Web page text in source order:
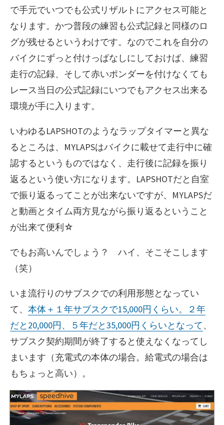
で手元でいつでも公式リザルトにアクセス可能と
なります。かつ普段の練習も公式記録と同様のロ
グが残せるというわけです。なのでこれを自分の
バイクにずっと付けっぱなしにしておけば、練習
走行の記録、そして赤いポンダーを付けなくても
レース当日の公式記録にいつでもアクセス出来る
環境が手に入ります。
いわゆるLAPSHOTのようなラップタイマーと異な
るところは、MYLAPSはバイクに載せて走行中に確
認するというものではなく、走行後に記録を振り
返るという使い方になります。LAPSHOTだと自室
で振り返るってことが出来ないですが、MYLAPSだ
と動画とタイム両方見ながら振り返るということ
が出来て便利☆
でもお高いんでしょう？ ハイ、そこそこします
（笑）
いま流行りのサブスクでの利用形態となってい
て、 本体＋１年サブスクで15,000円くらい。２年
だと20,000円、５年だと35,000円くらいとなって、
サブスク契約期間が終了すると使えなくなってし
まいます（充電式の本体の場合。給電式の場合は
もちょっと高い）。